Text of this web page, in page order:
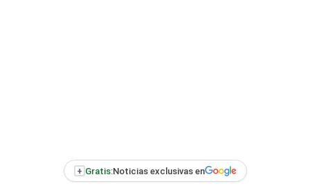
+ Gratis:Noticias exclusivas en